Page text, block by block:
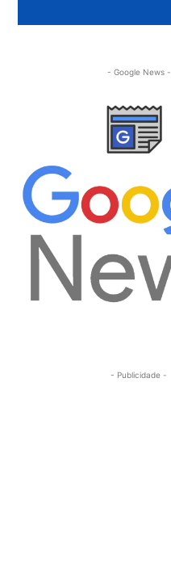
- Google News -
- Publicidade -